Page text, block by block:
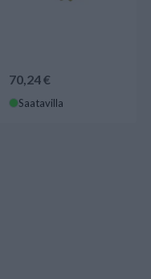
70,24 €
Saatavilla